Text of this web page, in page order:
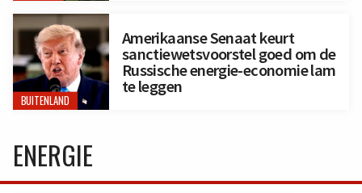
BUITENLAND
Amerikaanse Senaat keurt
sanctiewetsvoorstel goed om de
Russische energie-economie lam
te leggen
ENERGIE